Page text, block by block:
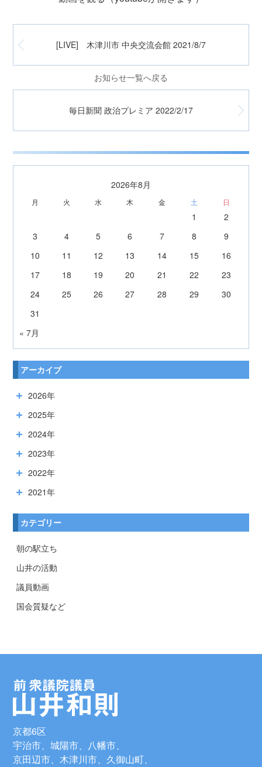
[LIVE] 木津川市 中央交流会館 2021/8/7
お知らせ一覧へ戻る
毎日新聞 政治プレミア 2022/2/17
2026年8月
月 火 水 木 金 土 日
« 7月
1
2
3
4 5 6 7 8
9
10
11 12 13 14 15
16
17
18 19 20 21 22
23
24
25 26 27 28 29
30
31
アーカイブ
2026年
2025年
2024年
2023年
2022年
2021年
カテゴリー
朝の駅立ち
山井の活動
議員動画
国会質疑など
京都6区
宇治市、城陽市、八幡市、
京田辺市、木津川市、久御山町、